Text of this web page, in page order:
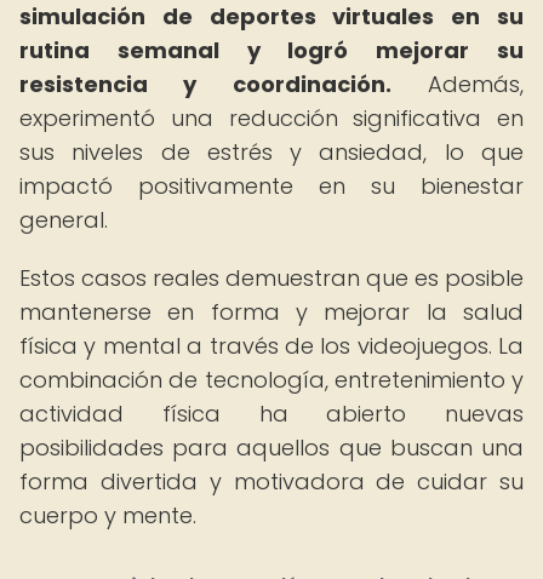
simulación de deportes virtuales en su
rutina semanal y logró mejorar su
resistencia y coordinación. Además,
experimentó una reducción significativa en
sus niveles de estrés y ansiedad, lo que
impactó positivamente en su bienestar
general.
Estos casos reales demuestran que es posible
mantenerse en forma y mejorar la salud
física y mental a través de los videojuegos. La
combinación de tecnología, entretenimiento y
actividad física ha abierto nuevas
posibilidades para aquellos que buscan una
forma divertida y motivadora de cuidar su
cuerpo y mente.